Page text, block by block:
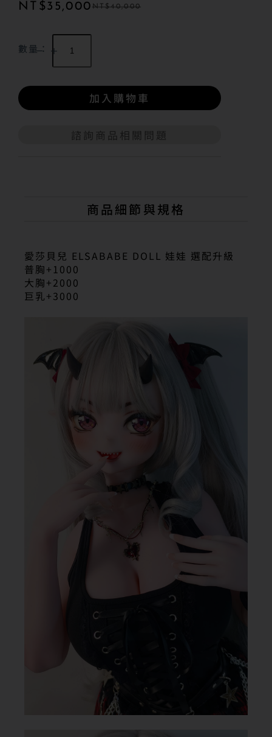
NT$40,000
NT$ 35,000
數量：
諮詢商品相關問題
加入購物車
商品細節與規格
愛莎貝兒 ELSABABE DOLL 娃娃 選配升級
普胸+1000
大胸+2000
巨乳+3000